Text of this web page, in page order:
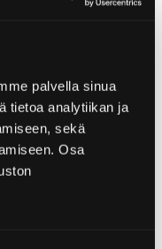
palvella sinua
tietoa analytiikan ja
sekä
Osa